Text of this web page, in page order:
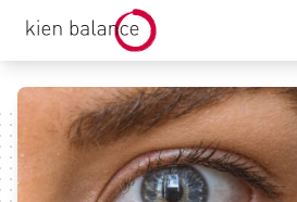
kienbalance Logo